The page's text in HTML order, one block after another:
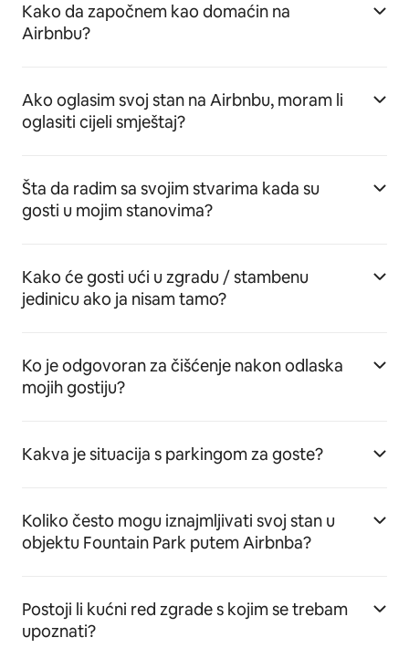
Kako da započnem kao domaćin na
Airbnbu?
Ako oglasim svoj stan na Airbnbu, moram li
oglasiti cijeli smještaj?
Šta da radim sa svojim stvarima kada su
gosti u mojim stanovima?
Kako će gosti ući u zgradu / stambenu
jedinicu ako ja nisam tamo?
Ko je odgovoran za čišćenje nakon odlaska
mojih gostiju?
Kakva je situacija s parkingom za goste?
Koliko često mogu iznajmljivati svoj stan u
objektu Fountain Park putem Airbnba?
Postoji li kućni red zgrade s kojim se trebam
upoznati?